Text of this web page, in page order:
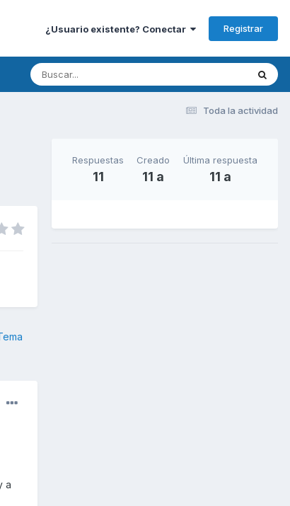
¿Usuario existente? Conectar Registrar
Toda la actividad
a
Respuestas
11
Creado
11 a
Última respuesta
11 a